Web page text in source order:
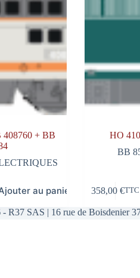
408760 + BB
au panier
HO
BB
358,00€TTC
R37 SAS | 16 rue de Boisdenier